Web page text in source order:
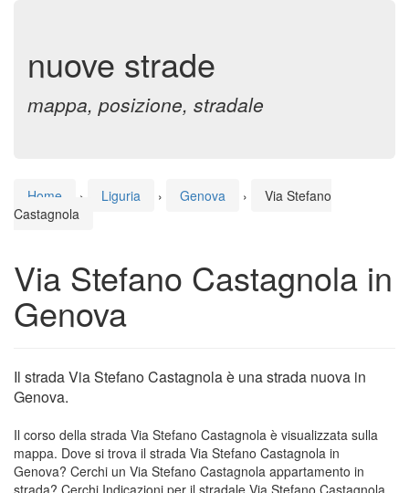
nuove strade
mappa, posizione, stradale
Home › Liguria › Genova ›
Via Stefano
Castagnola
Via Stefano Castagnola in
Genova
Il strada Via Stefano Castagnola è una strada nuova in
Genova.
Il corso della strada Via Stefano Castagnola è visualizzata sulla
mappa. Dove si trova il strada Via Stefano Castagnola in
Genova? Cerchi un Via Stefano Castagnola appartamento in
strada? Cerchi Indicazioni per il stradale Via Stefano Castagnola